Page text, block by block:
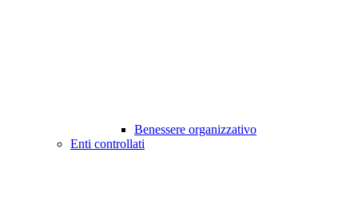
Benessere organizzativo
Enti controllati